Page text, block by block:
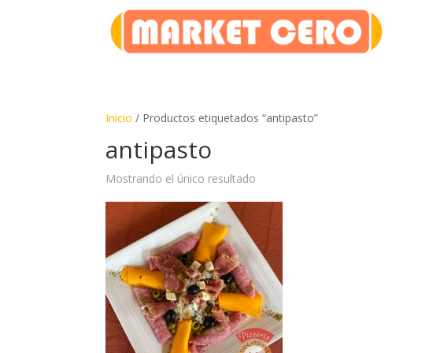
Inicio / Productos etiquetados “antipasto”
antipasto
Mostrando el único resultado